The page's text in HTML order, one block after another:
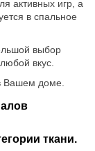
активных игр, а
в спальное
выбор
вкус.
Вашем доме.
ткани.